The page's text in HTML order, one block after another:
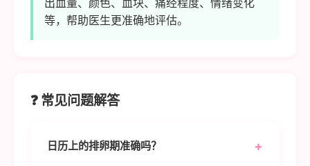
出血量、颜色、血块、痛经程度、情绪变化
等，帮助医生更准确地评估。
❓ 常见问题解答
日历上的排卵期准确吗？